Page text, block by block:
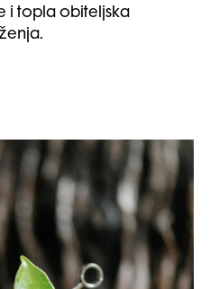
i topla obiteljska